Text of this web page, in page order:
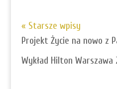
« Starsze wpisy
Projekt Życie na nowo z
Wykład Hilton Warszawa